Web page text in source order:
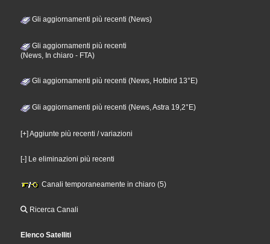
Gli aggiornamenti più recenti (News)
Gli aggiornamenti più recenti
(News, In chiaro - FTA)
Gli aggiornamenti più recenti (News, Hotbird 13°E)
Gli aggiornamenti più recenti (News, Astra 19,2°E)
[+] Aggiunte più recenti / variazioni
[-] Le eliminazioni più recenti
Canali temporaneamente in chiaro (5)
Ricerca Canali
Elenco Satelliti